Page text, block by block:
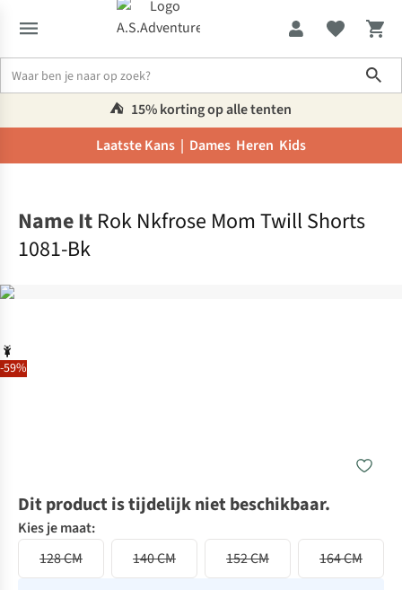
⛺️ 15% korting op alle tenten
Laatste Kans | Dames Heren Kids
-59%
Name It Rok Nkfrose Mom Twill Shorts
1081-Bk
Dit product is tijdelijk niet beschikbaar.
Kies je maat:
128 CM
140 CM 152 CM 164 CM